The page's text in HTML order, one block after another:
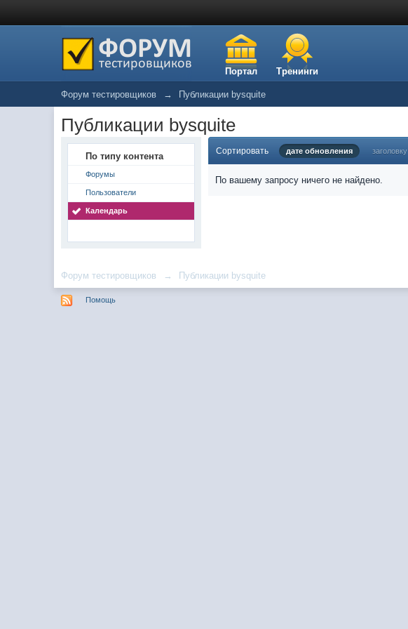
Портал Тренинги
Форум тестировщиков → Публикации bysquite
Публикации bysquite
По типу контента
Форумы
Пользователи
Календарь
Сортировать дате обновления заголовку
По вашему запросу ничего не найдено.
Форум тестировщиков → Публикации bysquite
Помощь